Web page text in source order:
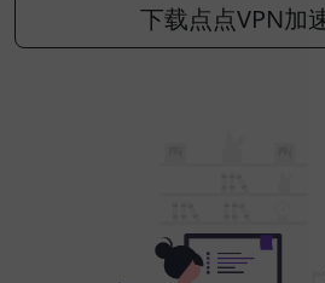
下载点点VPN加